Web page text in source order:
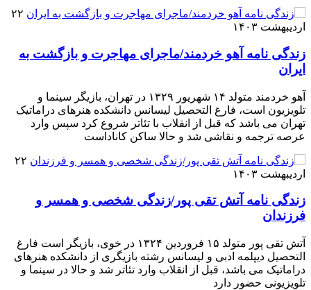
۲۲
اردیبهشت ۱۴۰۳
زندگی نامه آهو خردمند/ماجرای مهاجرت و بازگشت به
ایران
آهو خردمند متولد ۱۴ شهریور ۱۳۲۹ در تهران، بازیگر سینما و
تلویزیون است، فارغ التحصیل لیسانس دانشکده هنرهای دراماتیک
تهران می باشد که قبل از انقلاب با تئاتر شروع کرد سپس وارد
عرصه ترجمه و نقاشی شد و حالا ساکن کاناداست
۲۲
اردیبهشت ۱۴۰۳
زندگی نامه آتش تقی پور/زندگی شخصی و همسر و
فرزندان
آتش تقی پور متولد ۱۵ فروردین ۱۳۲۴ در خوی، بازیگر است فارغ
التحصیل دیپلمه ادبی و لیسانس رشته بازیگری از دانشکده هنرهای
دراماتیک می باشد، قبل از انقلاب وارد تئاتر شد و حالا در سینما و
تلویزیونی حضور دارد